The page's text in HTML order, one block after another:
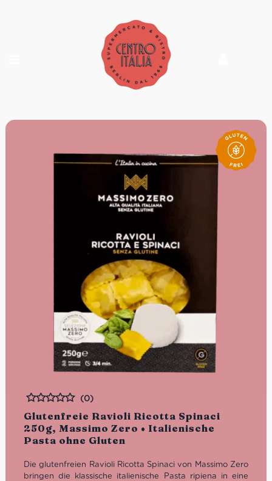
Glutenfreie Ravioli Ricotta Spinaci
250g, Massimo Zero • Italienische
Pasta ohne Gluten
Bewertet
(0)
Die glutenfreien Ravioli Ricotta Spinaci von Massimo Zero
bringen die klassische italienische Pasta ripiena in eine